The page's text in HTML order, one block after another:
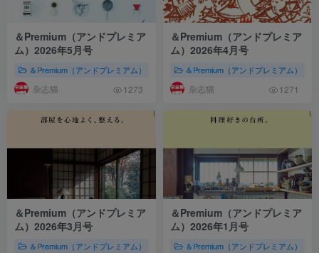
＆Premium（アンドプレミア
ム）2026年5月号
＆Premium（アンドプレミアム） 2026年杂志集合 株式会社マガジン
杂志猫 1273
＆Premium（アンドプレミア
ム）2026年4月号
＆Premium（アンドプレミアム）
杂志猫 1271
＆Premium（アンドプレミア
ム）2026年3月号
＆Premium（アンドプレミアム） 2026年杂志集合 株式会社マガジン
＆Premium（アンドプレミア
ム）2026年1月号
＆Premium（アンドプレミアム）